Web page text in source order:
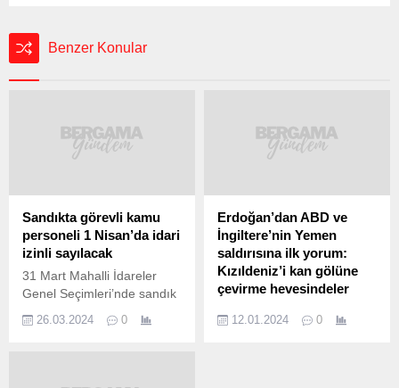
Benzer Konular
Sandıkta görevli kamu
personeli 1 Nisan’da idari
izinli sayılacak
31 Mart Mahalli İdareler
Genel Seçimleri’nde sandık
kamu personeli, 1 Nisan
26.03.2024 0
Erdoğan’dan ABD ve
İngiltere’nin Yemen
saldırısına ilk yorum:
Kızıldeniz’i kan gölüne
çevirme hevesindeler
ABD ve İngiltere’nin
12.01.2024 0